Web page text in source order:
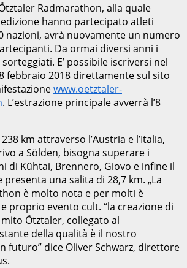
Radmarathon, alla quale
hanno partecipato atleti
nazioni, avrà nuovamente un numero
Da ormai diversi anni i
E’ possibile iscriversi nel
febbraio 2018 direttamente sul sito
www.oetztaler-
. L’estrazione principale avverrà l’8
km attraverso l’Austria e l’Italia,
a Sölden, bisogna superare i
di Kühtai, Brennero, Giovo e infine il
presenta una salita di 28,7 km. „La
è molto nota e per molti è
proprio evento cult. “la creazione di
Ötztaler, collegato al
della qualità è il nostro
futuro” dice Oliver Schwarz, direttore